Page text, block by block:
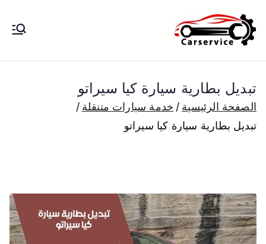
إلى
المحتوى
الكويت
بنشر متنقل الكويت كهرباء وبنشر تبديل
بارخص الاسعار
تبديل بطارية سيارة كيا سيراتو
الصفحة الرئيسية
خدمة سيارات متنقلة
تبديل بطارية سيارة كيا سيراتو